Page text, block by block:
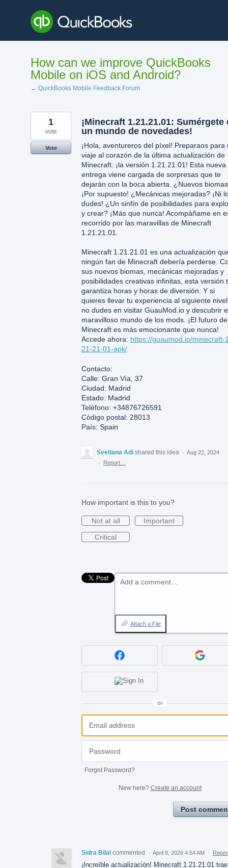
content
How can we improve QuickBooks
Mobile on iOS and Android?
← QuickBooks Mobile Feedback Forum
¡Minecraft 1.21.21.01: Sumérgete
un mundo de novedades!
¡Hola, aventureros del píxel! Preparaos para
viaje al corazón de la última actualización de
Minecraft: ¡la versión 1.21.21.01! Esta nueva
entrega viene cargada de sorpresas que te
dejarán con la boca abierta. ¿Nuevos
¡Por supuesto! ¿Mecánicas mejoradas? ¡Ni
dudes! ¿Un sinfín de posibilidades para
y crear? ¡Más que nunca! Acompáñame en
recorrido por las maravillas de Minecraft
1.21.21.01.
Minecraft 1.21.21.01 es una actualización
ningún fan de Minecraft debería perderse.
sus nuevos biomas, mecánicas mejoradas y
posibilidades creativas infinitas, esta versión
garantiza horas y horas de diversión. Y si
quieres llevar tu experiencia al siguiente
no dudes en visitar GuauMod.io y descubrir
maravilloso mundo de los mods. ¡El futuro de
Minecraft es más emocionante que nunca!
Accede ahora: https://guaumod.io/minecraft-
21-21-01-apk/
Contacto:
Calle: Gran Vía, 37
Ciudad: Madrid
Estado: Madrid
Teléfono: +34876726591
Código postal: 28013
País: Spain
1
vote
Vote
Svetlana Adi shared this idea · Aug 22, 2024
·
Report…
How important is this to you?
Not at all
Important
Critical
Add a comment…
Attach a File
or
Forgot Password?
New here? Create an account
Post
Sidra Bilal commented · April 8, 2026 4:54 AM ·
¡Increíble actualización! Minecraft 1.21.21.01 trae